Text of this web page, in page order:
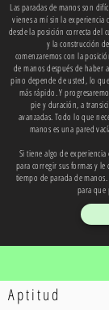
Las paradas de manos son
vienes a mí sin la experiencia
desde la posición correcta del
y la construcción
comenzaremos con la
de manos después de
pino depende de usted, lo
más rápido. Y
pie y duración, a
avanzadas. Todo lo que
manos es una pared
Si tiene algo de
para corregir sus formas y le
tiempo de parada de
para que
Aptitud